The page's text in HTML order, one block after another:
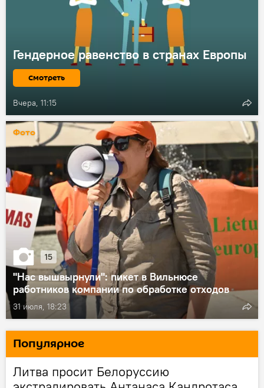
Вчера, 11:15
Гендерное равенство в странах Европы
Смотреть
31 июля, 18:23
Фото
15
"Нас вышвырнули": пикет в Вильнюсе
работников компании по обработке отходов
Популярное
Литва просит Белоруссию